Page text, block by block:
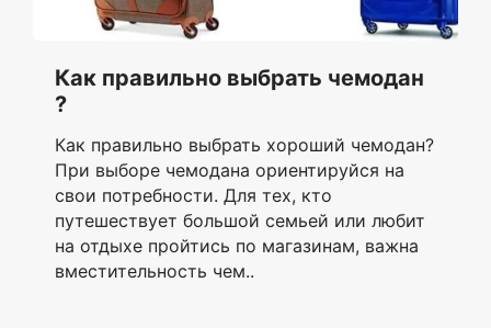
Как правильно выбрать чемодан
?
Как правильно выбрать хороший чемодан?
При выборе чемодана ориентируйся на
свои потребности. Для тех, кто
путешествует большой семьей или любит
на отдыхе пройтись по магазинам, важна
вместительность чем..